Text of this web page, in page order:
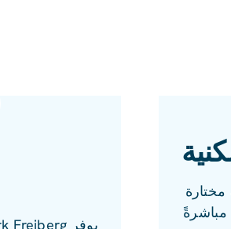
مختارة
مباشرةً